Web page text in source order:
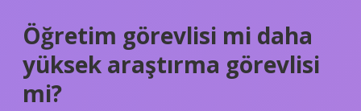
Öğretim görevlisi mi daha
yüksek araştırma görevlisi
mi?